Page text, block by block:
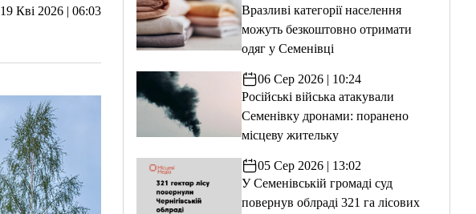
19 Кві 2026 | 06:03
Вразливі категорії населення
можуть безкоштовно отримати
одяг у Семенівці
06 Сер 2026 | 10:24
Російські війська атакували
Семенівку дронами: поранено
місцеву жительку
05 Сер 2026 | 13:02
У Семенівській громаді суд
повернув облраді 321 га лісових